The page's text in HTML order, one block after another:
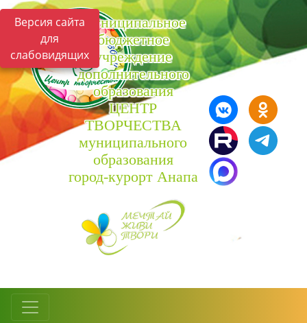
Версия сайта
для
слабовидящих
Муниципальное
бюджетное
учреждение
дополнительного
образования
ЦЕНТР
ТВОРЧЕСТВА
муниципального
образования
город-курорт Анапа